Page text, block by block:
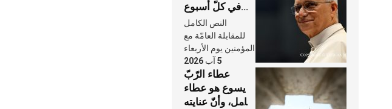
في كلّ أسبوع
وكلّ يوم، هما
النَّفَس في حياة
الكنيسة
النص الكامل
للمقابلة العامّة مع
المؤمنين يوم الأربعاء
5 آب 2026
عطاء الرّبّ
يسوع هو عطاء
شامل، وأنّ عنايته